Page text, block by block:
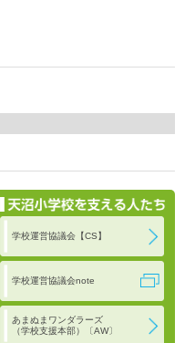
学校運営協議会【CS】
学校運営協議会note
あまぬまワンダラーズ
（学校支援本部）〔AW〕